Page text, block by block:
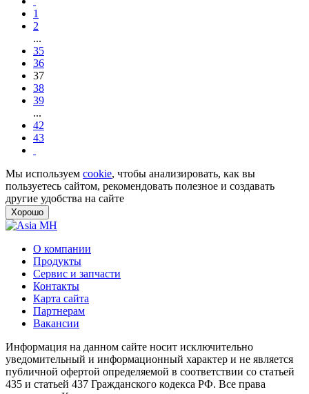
1
2
...
35
36
37
38
39
...
42
43
Мы используем cookie, чтобы анализировать, как вы
пользуетесь сайтом, рекомендовать полезное и создавать
другие удобства на сайте
Хорошо
О компании
Продукты
Сервис и запчасти
Контакты
Карта сайта
Партнерам
Вакансии
Информация на данном сайте носит исключительно
уведомительный и информационный характер и не является
публичной офертой определяемой в соответствии со статьей
435 и статьей 437 Гражданского кодекса РФ. Все права